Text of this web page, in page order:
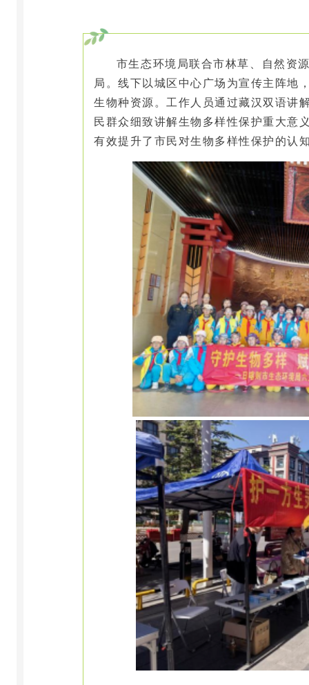
市生态环境局联合市林草、自然资
局。线下以城区中心广场为宣传主阵地
生物种资源。工作人员通过藏汉双语讲
民群众细致讲解生物多样性保护重大意
有效提升了市民对生物多样性保护的认